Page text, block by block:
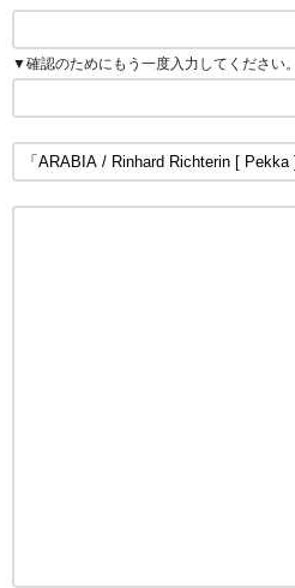
▼確認のためにもう一度入力してください。